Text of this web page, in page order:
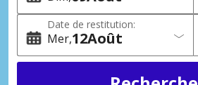
Date de restitution:
Mer 12Août